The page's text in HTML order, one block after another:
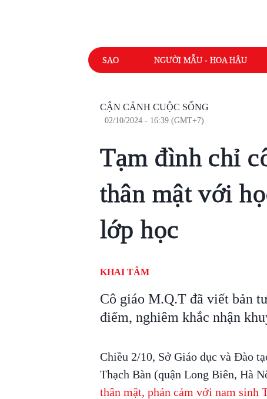
SAO NGƯỜI MẪU - HOA HẬU
CẬN CẢNH CUỘC SỐNG
02/10/2024 - 16:39 (GMT+7)
Tạm đình chỉ
thân mật với
lớp học
KHAI TÂM
Cô giáo M.Q.T đã viết bản
điểm, nghiêm khắc nhận
Chiều 2/10, Sở Giáo dục và Đào
Thạch Bàn (quận Long Biên, Hà
thân mật, phản cảm với nam sinh